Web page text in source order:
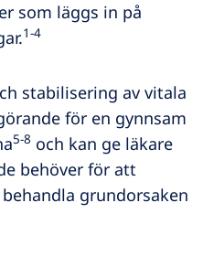
som läggs in på
1-4
stabilisering av vitala
för en gynnsam
5-8 och kan ge läkare
behöver för att
grundorsaken